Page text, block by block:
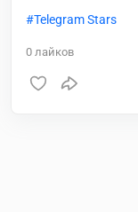
Telegram Stars
0 лайков